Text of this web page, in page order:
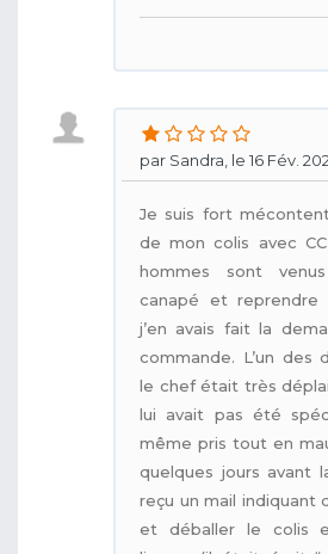
par Sandra, le 16 Fév.
Je suis fort
de mon colis avec
hommes sont
canapé et reprendre
j’en avais fait la
commande. L’un des
le chef était très
lui avait pas été
même pris tout en
quelques jours avant
reçu un mail indiquant
et déballer le colis